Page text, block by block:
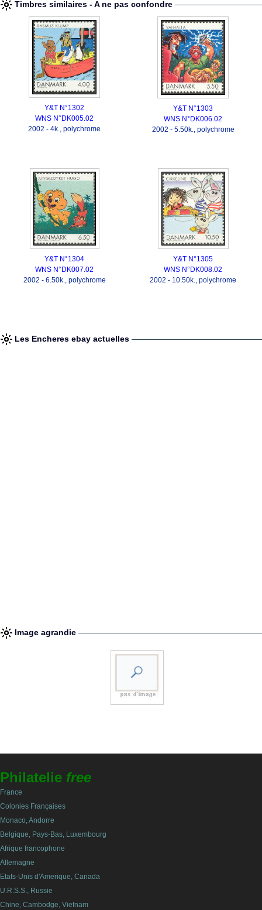
Timbres similaires - A ne pas confondre
Y&T N°1302
WNS N°DK005.02
2002 - 4k., polychrome
Y&T N°1303
WNS N°DK006.02
2002 - 5.50k., polychrome
Y&T N°1304
WNS N°DK007.02
2002 - 6.50k., polychrome
Y&T N°1305
WNS N°DK008.02
2002 - 10.50k., polychrome
Les Encheres ebay actuelles
Image agrandie
Philatelie free
France
Colonies Françaises
Monaco, Andorre
Belgique, Pays-Bas, Luxembourg
Afrique francophone
Allemagne
Etats-Unis d'Amerique, Canada
U.R.S.S., Russie
Chine, Cambodge, Vietnam